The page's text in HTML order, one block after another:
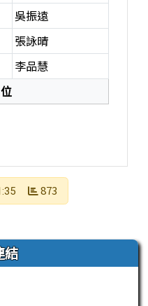
吳振遠
張詠晴
李品慧
873
結